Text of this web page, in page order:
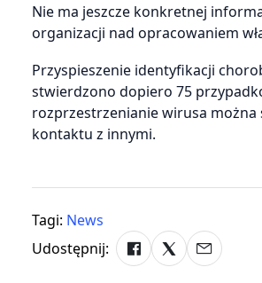
Nie ma jeszcze konkretnej
organizacji nad opracowaniem
Przyspieszenie identyfikacji
stwierdzono dopiero 75
rozprzestrzenianie wirusa
kontaktu z innymi.
Tagi: News
Udostępnij: